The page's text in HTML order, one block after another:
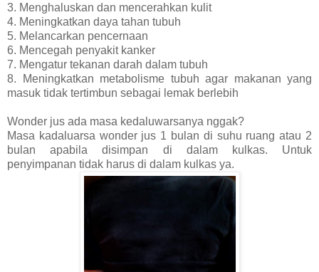
3. Menghaluskan dan mencerahkan kulit
4. Meningkatkan daya tahan tubuh
5. Melancarkan pencernaan
6. Mencegah penyakit kanker
7. Mengatur tekanan darah dalam tubuh
8. Meningkatkan metabolisme tubuh agar makanan yang
masuk tidak tertimbun sebagai lemak berlebih
Wonder jus ada masa kedaluwarsanya nggak?
Masa kadaluarsa wonder jus 1 bulan di suhu ruang atau 2
bulan apabila disimpan di dalam kulkas. Untuk
penyimpanan tidak harus di dalam kulkas ya.